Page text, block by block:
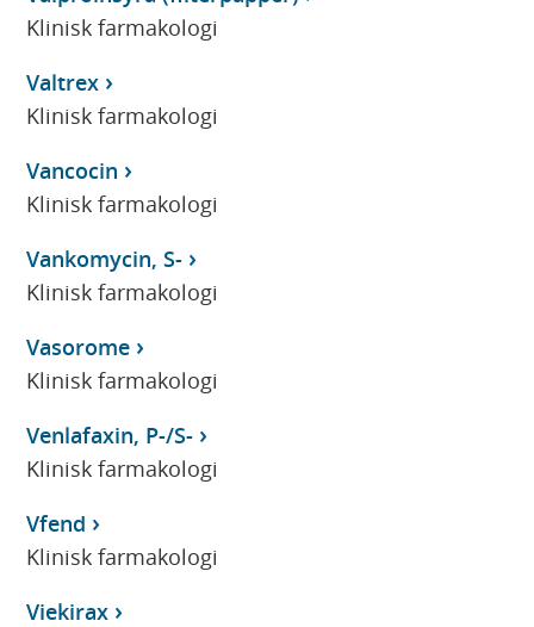
Klinisk farmakologi
Valtrex
Klinisk farmakologi
Vancocin
Klinisk farmakologi
Vankomycin, S-
Klinisk farmakologi
Vasorome
Klinisk farmakologi
Venlafaxin, P-/S-
Klinisk farmakologi
Vfend
Klinisk farmakologi
Viekirax